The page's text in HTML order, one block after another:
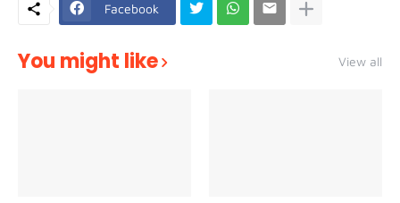
Facebook
You might like View all